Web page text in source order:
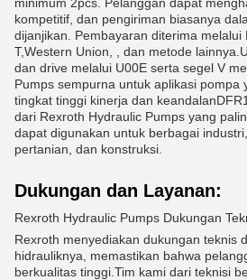
kompetitif, dan pengiriman biasanya
dijanjikan. Pembayaran diterima melalui
T,Western Union, , dan metode
dan drive melalui U00E serta segel V
Pumps sempurna untuk aplikasi pompa
tingkat tinggi kinerja dan
dari Rexroth Hydraulic Pumps yang
dapat digunakan untuk berbagai
pertanian, dan konstruksi.
Dukungan dan Layanan:
Rexroth Hydraulic Pumps Dukungan
Rexroth menyediakan dukungan teknis
hidrauliknya, memastikan bahwa
berkualitas tinggi.Tim kami dari teknisi